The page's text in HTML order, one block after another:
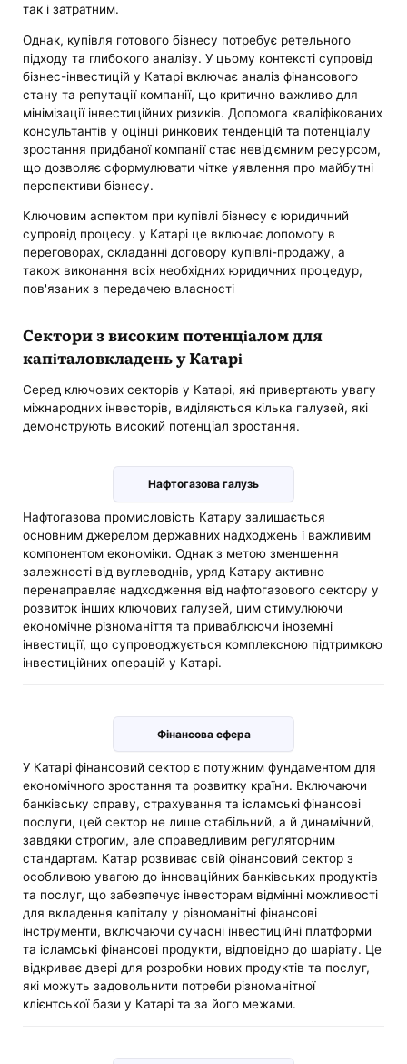
так і затратним.
Однак, купівля готового бізнесу потребує ретельного
підходу та глибокого аналізу. У цьому контексті супровід
бізнес-інвестицій у Катарі включає аналіз фінансового
стану та репутації компанії, що критично важливо для
мінімізації інвестиційних ризиків. Допомога кваліфікованих
консультантів у оцінці ринкових тенденцій та потенціалу
зростання придбаної компанії стає невід'ємним ресурсом,
що дозволяє сформулювати чітке уявлення про майбутні
перспективи бізнесу.
Ключовим аспектом при купівлі бізнесу є юридичний
супровід процесу. у Катарі це включає допомогу в
переговорах, складанні договору купівлі-продажу, а
також виконання всіх необхідних юридичних процедур,
пов'язаних з передачею власності
Сектори з високим потенціалом для
капіталовкладень у Катарі
Серед ключових секторів у Катарі, які привертають увагу
міжнародних інвесторів, виділяються кілька галузей, які
демонструють високий потенціал зростання.
Нафтогазова галузь
Нафтогазова промисловість Катару залишається
основним джерелом державних надходжень і важливим
компонентом економіки. Однак з метою зменшення
залежності від вуглеводнів, уряд Катару активно
перенаправляє надходження від нафтогазового сектору у
розвиток інших ключових галузей, цим стимулюючи
економічне різноманіття та приваблюючи іноземні
інвестиції, що супроводжується комплексною підтримкою
інвестиційних операцій у Катарі.
Фінансова сфера
У Катарі фінансовий сектор є потужним фундаментом для
економічного зростання та розвитку країни. Включаючи
банківську справу, страхування та ісламські фінансові
послуги, цей сектор не лише стабільний, а й динамічний,
завдяки строгим, але справедливим регуляторним
стандартам. Катар розвиває свій фінансовий сектор з
особливою увагою до інноваційних банківських продуктів
та послуг, що забезпечує інвесторам відмінні можливості
для вкладення капіталу у різноманітні фінансові
інструменти, включаючи сучасні інвестиційні платформи
та ісламські фінансові продукти, відповідно до шаріату. Це
відкриває двері для розробки нових продуктів та послуг,
які можуть задовольнити потреби різноманітної
клієнтської бази у Катарі та за його межами.